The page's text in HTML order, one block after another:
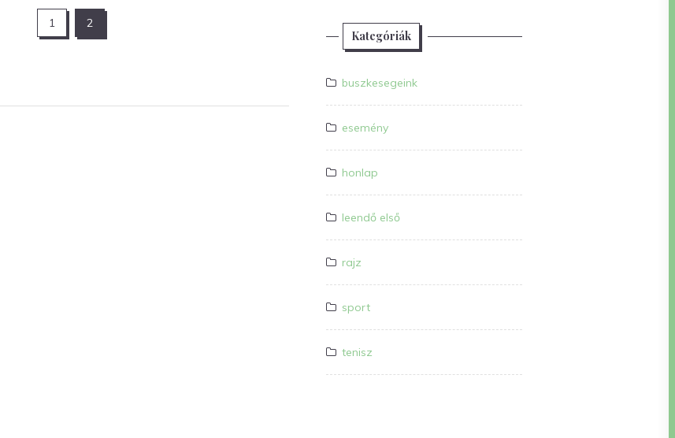
1 2
Kategóriák
buszkesegeink
esemény
honlap
leendő első
rajz
sport
tenisz